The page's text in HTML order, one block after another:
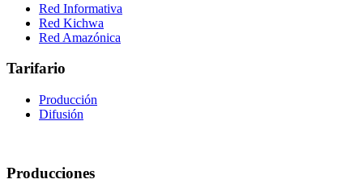
Red Informativa
Red Kichwa
Red Amazónica
Tarifario
Producción
Difusión
Producciones